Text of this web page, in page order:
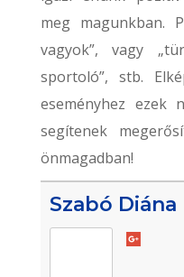
meg magunkban.
vagyok”, vagy
sportoló”, stb.
eseményhez ezek
segítenek
önmagadban!
Szabó Diána